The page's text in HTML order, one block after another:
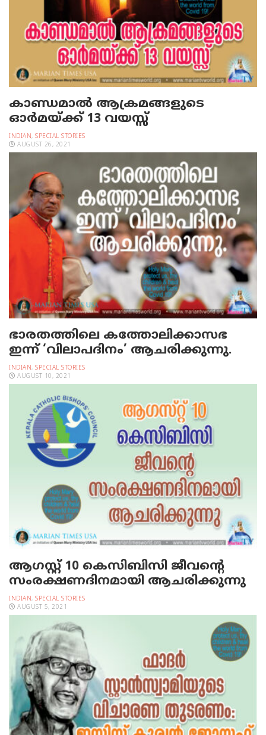
കാണ്ഡമാല്‍ ആക്രമങ്ങളുടെ
ഓര്‍മയ്ക്ക് 13 വയസ്സ്‌
INDIAN, SPECIAL STORIES
AUGUST 26, 2021
ഭാരതത്തിലെ കത്തോലിക്കാസഭ
ഇന്ന് ‘വിലാപദിനം’ ആചരിക്കുന്നു.
INDIAN, SPECIAL STORIES
AUGUST 10, 2021
ആഗസ്റ്റ് 10 കെസിബിസി ജീവന്റെ
സംരക്ഷണദിനമായി ആചരിക്കുന്നു
INDIAN, SPECIAL STORIES
AUGUST 5, 2021